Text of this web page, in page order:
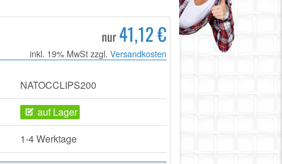
nur41,12 €
inkl. 19% MwSt zzgl. Versandkosten
NATOCCLIPS200
auf Lager
1-4 Werktage